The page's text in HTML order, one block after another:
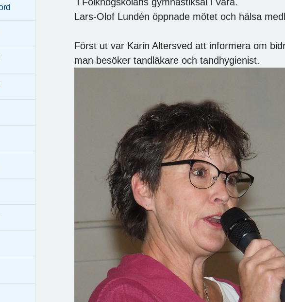
Lars-Olof Lundén öppnade mötet och hälsa
Först ut var Karin Altersved att informera om
man besöker tandläkare och tandhygienist.